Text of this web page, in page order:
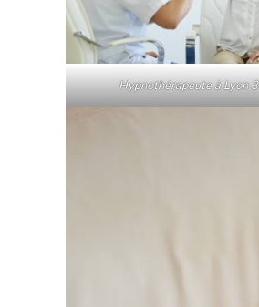
Hypnothérapeute à Lyon 3